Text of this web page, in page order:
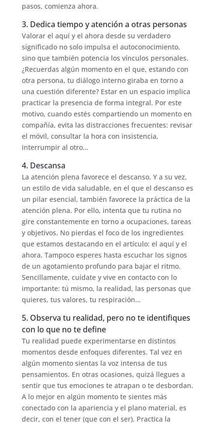
pasos, comienza ahora.
3. Dedica tiempo y atención a otras personas
Valorar el aquí y el ahora desde su verdadero
significado no solo impulsa el autoconocimiento,
sino que también potencia los vínculos personales.
¿Recuerdas algún momento en el que, estando con
otra persona, tu diálogo interno giraba en torno a
una cuestión diferente? Estar en un espacio implica
practicar la presencia de forma integral. Por este
motivo, cuando estés compartiendo un momento en
compañía, evita las distracciones frecuentes: revisar
el móvil, consultar la hora con insistencia,
interrumpir al otro…
4. Descansa
La atención plena favorece el descanso. Y a su vez,
un estilo de vida saludable, en el que el descanso es
un pilar esencial, también favorece la práctica de la
atención plena. Por ello, intenta que tu rutina no
gire constantemente en torno a ocupaciones, tareas
y objetivos. No pierdas el foco de los ingredientes
que estamos destacando en el artículo: el aquí y el
ahora. Tampoco esperes hasta escuchar los signos
de un agotamiento profundo para bajar el ritmo.
Sencillamente, cuídate y vive en contacto con lo
importante: tú mismo, la realidad, las personas que
quieres, tus valores, tu respiración…
5. Observa tu realidad, pero no te identifiques
con lo que no te define
Tu realidad puede experimentarse en distintos
momentos desde enfoques diferentes. Tal vez en
algún momento sientas la voz intensa de tus
pensamientos. En otras ocasiones, quizá llegues a
sentir que tus emociones te atrapan o te desbordan.
A lo mejor en algún momento te sientes más
conectado con la apariencia y el plano material, es
decir, con el tener (que con el ser). Practica la